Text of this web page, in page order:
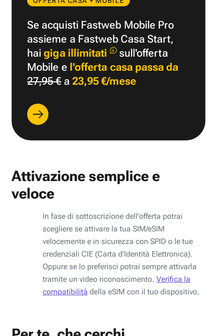
Se acquisti Fastweb Mobile Pro
assieme a Fastweb Casa Start,
haigiga illimitati
sull'offerta
Mobile e l'offerta casa passa da
27,95 €a 23,95 €/mese
Attivazione semplice e
veloce
In fase di sottoscrizione dell'offerta potrai
scegliere se attivare la tua SIM/eSIM
velocemente e in sicurezza con SPID o le tue
credenziali CIE (Carta d'Identità Elettronica).
Oppure se lo preferisci potrai sempre attivarla
tramite un video riconoscimento. Verifica la
compatibilità della eSIM con il tuo dispositivo.